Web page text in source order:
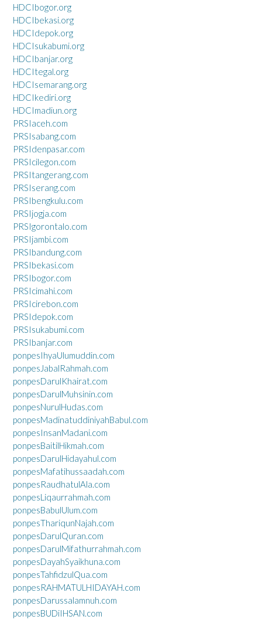
HDCIbogor.org
HDCIbekasi.org
HDCIdepok.org
HDCIsukabumi.org
HDCIbanjar.org
HDCItegal.org
HDCIsemarang.org
HDCIkediri.org
HDCImadiun.org
PRSIaceh.com
PRSIsabang.com
PRSIdenpasar.com
PRSIcilegon.com
PRSItangerang.com
PRSIserang.com
PRSIbengkulu.com
PRSIjogja.com
PRSIgorontalo.com
PRSIjambi.com
PRSIbandung.com
PRSIbekasi.com
PRSIbogor.com
PRSIcimahi.com
PRSIcirebon.com
PRSIdepok.com
PRSIsukabumi.com
PRSIbanjar.com
ponpesIhyaUlumuddin.com
ponpesJabalRahmah.com
ponpesDarulKhairat.com
ponpesDarulMuhsinin.com
ponpesNurulHudas.com
ponpesMadinatuddiniyahBabul.com
ponpesInsanMadani.com
ponpesBaitilHikmah.com
ponpesDarulHidayahul.com
ponpesMafatihussaadah.com
ponpesRaudhatulAla.com
ponpesLiqaurrahmah.com
ponpesBabulUlum.com
ponpesThariqunNajah.com
ponpesDarulQuran.com
ponpesDarulMifathurrahmah.com
ponpesDayahSyaikhuna.com
ponpesTahfidzulQua.com
ponpesRAHMATULHIDAYAH.com
ponpesDarussalamnuh.com
ponpesBUDiIHSAN.com